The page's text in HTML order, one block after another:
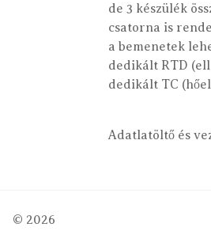
de 3 készülék
csatorna is
a bemenetek
dedikált RTD
dedikált TC
Adatlatöltő és
© 2026